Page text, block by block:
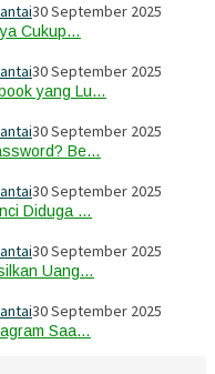
30 September 2025
Cukup…
30 September 2025
yang Lu…
30 September 2025
Be…
30 September 2025
Diduga …
30 September 2025
Uang…
30 September 2025
Saa…